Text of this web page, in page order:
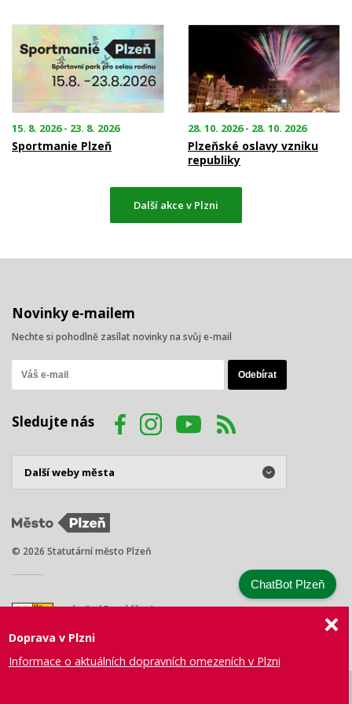
15. 8. 2026 - 23. 8. 2026
Sportmanie Plzeň
28. 10. 2026 - 28. 10. 2026
Plzeňské oslavy vzniku
republiky
Další akce v Plzni
Novinky e-mailem
Nechte si pohodlně zasílat novinky na svůj e-mail
Sledujte nás
© 2026 Statutární město Plzeň
náměstí Republiky 1
Tel.: +420 378 031 111
Doprava v Plzni
Informace o aktuálních dopravních omezeních v Plzni
ChatBot Plzeň